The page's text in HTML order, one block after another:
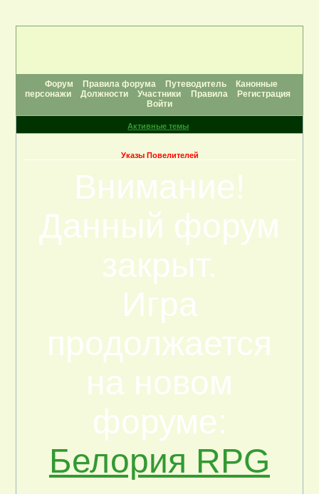
Форум Правила форума Путеводитель
Канонные
персонажи
Должности Участники Правила
Регистрация
Войти
Активные темы
Указы Повелителей
Внимание!
Данный форум
закрыт.
Игра
продолжается
на новом
форуме:
Белория RPG